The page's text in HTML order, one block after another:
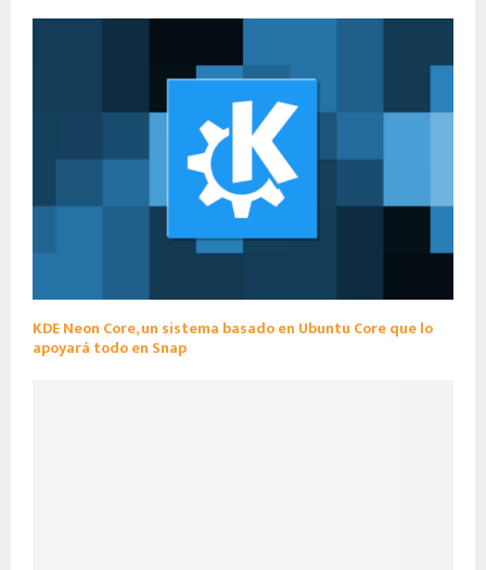
KDE Neon Core, un sistema basado en Ubuntu Core que lo
apoyará todo en Snap